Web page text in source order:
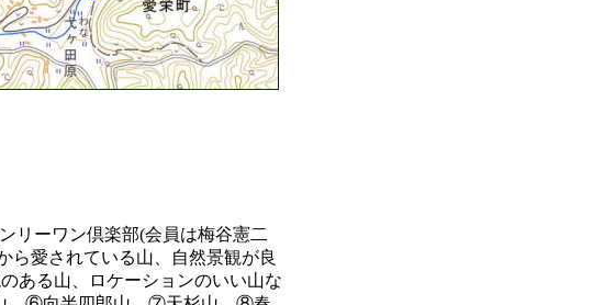
リーワン倶楽部(会員は梅谷憲二
ら愛されている山、自然景観が良
ある山、ロケーションのいい山な